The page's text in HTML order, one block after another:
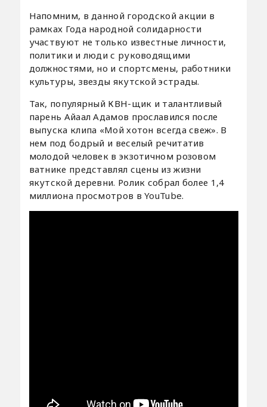
Напомним, в данной городской акции в
рамках Года народной солидарности
участвуют не только известные личности,
политики и люди с руководящими
должностями, но и спортсмены, работники
культуры, звезды якутской эстрады.
Так, популярный КВН-щик и талантливый
парень Айаал Адамов прославился после
выпуска клипа «Мой хотон всегда свеж». В
нем под бодрый и веселый речитатив
молодой человек в экзотичном розовом
ватнике представлял сцены из жизни
якутской деревни. Ролик собрал более 1,4
миллиона просмотров в YouTube.